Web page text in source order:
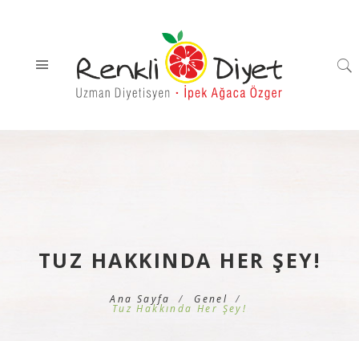
TUZ HAKKINDA HER ŞEY!
Ana Sayfa Genel
Tuz Hakkında Her Şey!